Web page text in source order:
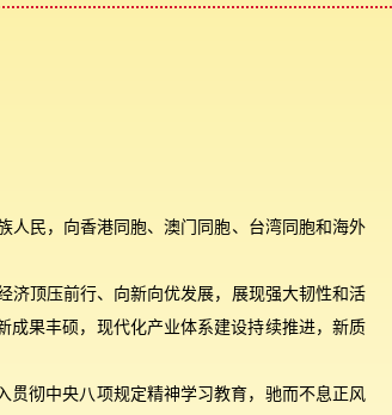
人民，向香港同胞、澳门同胞、台湾同胞和海外
济顶压前行、向新向优发展，展现强大韧性和活
成果丰硕，现代化产业体系建设持续推进，新质
贯彻中央八项规定精神学习教育，驰而不息正风